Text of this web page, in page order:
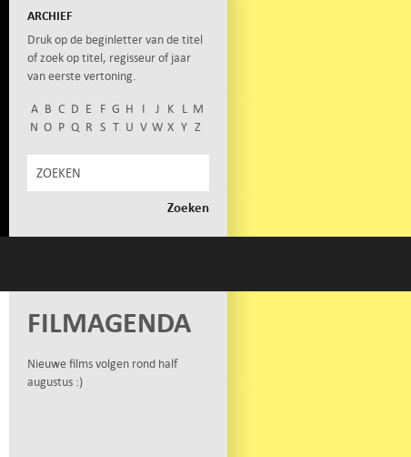
ARCHIEF
Druk op de beginletter van de titel
of zoek op titel, regisseur of jaar
van eerste vertoning.
A B C D E F G H I J K L M
N O P Q R S T U V W X Y Z
FILMAGENDA
Nieuwe films volgen rond half
augustus :)